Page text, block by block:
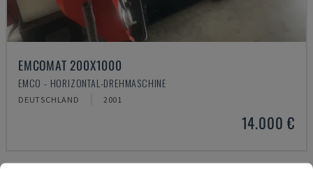
EMCOMAT 200X1000
EMCO - HORIZONTAL-DREHMASCHINE
DEUTSCHLAND 2001
14.000 €